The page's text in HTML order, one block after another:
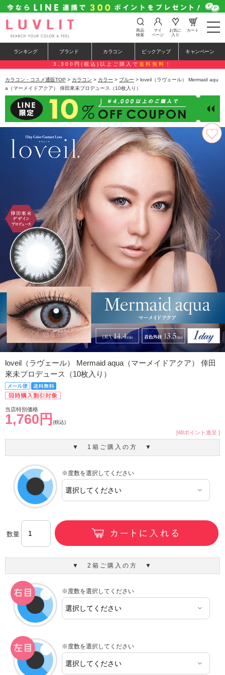
t
o
e
n
a
a
i
o
n
商品
検索
マイ
ページ
お気に
入り
カート
ランキング ブランド カラコン ピックアップ キャンペーン
3,300円(税込)以上ご購入で 送料無料！
カラコン・コスメ通販TOP > カラコン > カラー > ブルー > loveil（ラヴェール） Mermaid aqu
a（マーメイドアクア） 倖田來未プロデュース（10枚入り）
loveil（ラヴェール） Mermaid aqua（マーメイドアクア） 倖田
來未プロデュース（10枚入り）
当店特別価格
1,760円 (税込)
[48ポイント進呈 ]
▼ 1箱ご購入の方 ▼
※度数を選択してください
数量
▼ 2箱ご購入の方 ▼
※度数を選択してください
※度数を選択してください